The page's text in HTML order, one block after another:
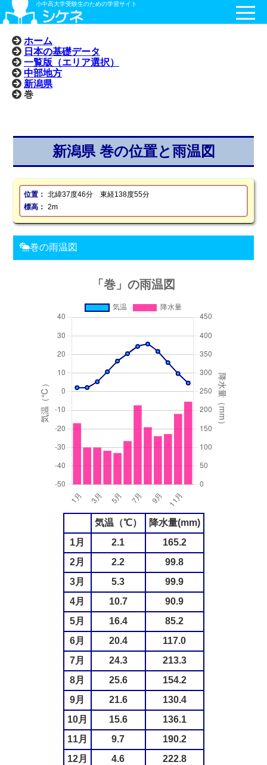
小中高大学受験生のための学習サイト
ホーム
日本の基礎データ
一覧版（エリア選択）
中部地方
新潟県
巻
新潟県 巻の位置と雨温図
位置： 北緯37度46分 東経138度55分
標高： 2m
巻の雨温図
気温（℃）
降水量(mm)
1月
2.1
165.2
2月
2.2
99.8
3月
5.3
99.9
4月
10.7
90.9
5月
16.4
85.2
6月
20.4
117.0
7月
24.3
213.3
8月
25.6
154.2
9月
21.6
130.4
10月
15.6
136.1
11月
9.7
190.2
12月
4.6
222.8